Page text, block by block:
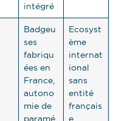
intégré
Badgeu
ses
fabriqu
ées en
France,
autono
mie de
paramé
Ecosyst
ème
internat
ional
sans
entité
français
e